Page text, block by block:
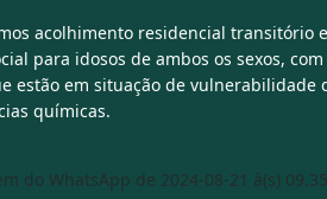
acolhimento residencial transitório
para idosos de ambos os sexos,
estão em situação de vulnerabilidade
químicas.